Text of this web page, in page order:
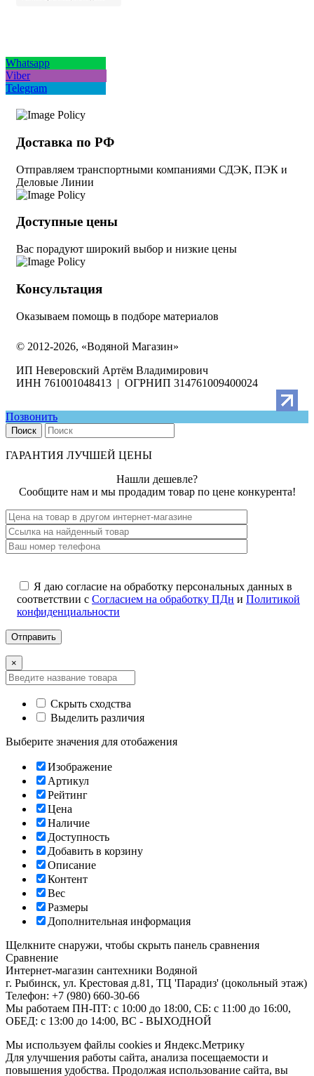
Whatsapp
Viber
Telegram
Доставка по РФ
Отправляем транспортными компаниями СДЭК, ПЭК и
Деловые Линии
Доступные цены
Вас порадуют широкий выбор и низкие цены
Консультация
Оказываем помощь в подборе материалов
© 2012-2026, «Водяной Магазин»
ИП Неверовский Артём Владимирович
ИНН 761001048413 | ОГРНИП 314761009400024
Позвонить
Поиск
ГАРАНТИЯ ЛУЧШЕЙ ЦЕНЫ
Нашли дешевле?
Сообщите нам и мы продадим товар по цене конкурента!
Я даю согласие на обработку персональных данных в
соответствии с Согласием на обработку ПДн и Политикой
конфиденциальности
×
Скрыть сходства
Выделить различия
Выберите значения для отобажения
Изображение
Артикул
Рейтинг
Цена
Наличие
Доступность
Добавить в корзину
Описание
Контент
Вес
Размеры
Дополнительная информация
Щелкните снаружи, чтобы скрыть панель сравнения
Сравнение
Интернет-магазин сантехники Водяной
г. Рыбинск, ул. Крестовая д.81, ТЦ 'Парадиз' (цокольный этаж)
Телефон: +7 (980) 660-30-66
Мы работаем ПН-ПТ: с 10:00 до 18:00, СБ: с 11:00 до 16:00,
ОБЕД: с 13:00 до 14:00, ВС - ВЫХОДНОЙ
Мы используем файлы cookies и Яндекс.Метрику
Для улучшения работы сайта, анализа посещаемости и
повышения удобства. Продолжая использование сайта, вы